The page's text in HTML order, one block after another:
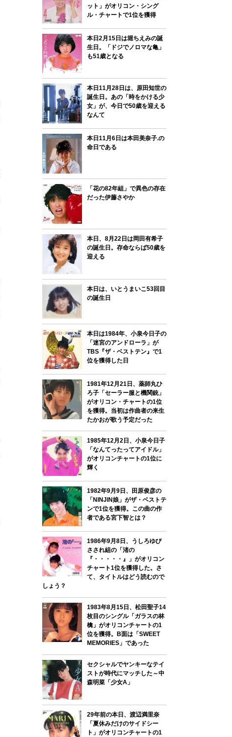
ット」がオリコン・シング
ル・チャートで1位を獲得
本日2月15日は堀ちえみの誕
生日。「ドジでノロマな亀」
も51歳となる
本日11月28日は、原田知世の
誕生日。あの「時をかける少
女」が、今日で50歳を迎える
なんて
本日11月6日は本田美奈子.の
命日である
「花の82年組」で異色の存在
だった伊藤さやか
本日、8月22日は岡田有希子
の誕生日。存命ならば50歳を
迎える
本日は、いとうまいこ53回目
の誕生日
本日は1984年、小泉今日子の
「迷宮のアンドローラ」が
TBS『ザ・ベストテン』で1
位を獲得した日
1981年12月21日、薬師丸ひ
ろ子「セーラー服と機関銃」
がオリコン・チャートの1位
を獲得。当初は作曲者の来生
たかおが歌う予定だった
1985年12月2日、小泉今日子
「なんてったってアイドル」
がオリコンチャートの1位に
輝く
1982年9月9日、田原俊彦の
「NINJIN娘」がザ・ベストテ
ンで1位を獲得。この曲の作
者である宮下智とは？
1986年9月8日、うしろゆび
さされ組の「渚の
『・・・・・』」がオリコン
チャート1位を獲得した。さ
て、タイトルはどう読むので
しょう？
1983年8月15日、松田聖子14
枚目のシングル「ガラスの林
檎」がオリコンチャートの1
位を獲得。B面は「SWEET
MEMORIES」であった
セクシャルでヤンキーなテイ
ストが時代にマッチした～中
森明菜「少女A」
29年前の本日、渡辺満里奈
「夏休みだけのサイドシー
ト」がオリコンチャートの1